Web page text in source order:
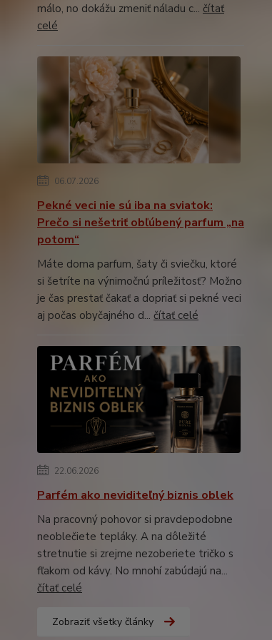
málo, no dokážu zmeniť náladu c... čítať
celé
06.07.2026
Pekné veci nie sú iba na sviatok:
Prečo si nešetriť obľúbený parfum „na
potom“
Máte doma parfum, šaty či sviečku, ktoré
si šetríte na výnimočnú príležitosť? Možno
je čas prestať čakať a dopriať si pekné veci
aj počas obyčajného d... čítať celé
22.06.2026
Parfém ako neviditeľný biznis oblek
Na pracovný pohovor si pravdepodobne
neoblečiete tepláky. A na dôležité
stretnutie si zrejme nezoberiete tričko s
fľakom od kávy. No mnohí zabúdajú na...
čítať celé
Zobraziť všetky články